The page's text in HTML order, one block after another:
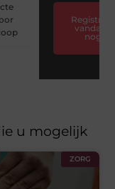
Registreer
vandaag
nog
u mogelijk
ZORG